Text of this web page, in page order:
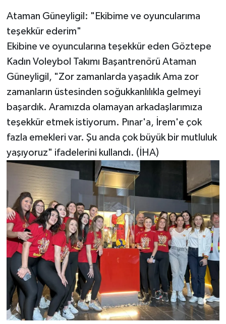
Ataman Güneyligil: "Ekibime ve oyuncularıma
teşekkür ederim"
Ekibine ve oyuncularına teşekkür eden Göztepe
Kadın Voleybol Takımı Başantrenörü Ataman
Güneyligil, "Zor zamanlarda yaşadık Ama zor
zamanların üstesinden soğukkanlılıkla gelmeyi
başardık. Aramızda olamayan arkadaşlarımıza
teşekkür etmek istiyorum. Pınar'a, İrem'e çok
fazla emekleri var. Şu anda çok büyük bir mutluluk
yaşıyoruz" ifadelerini kullandı. (İHA)